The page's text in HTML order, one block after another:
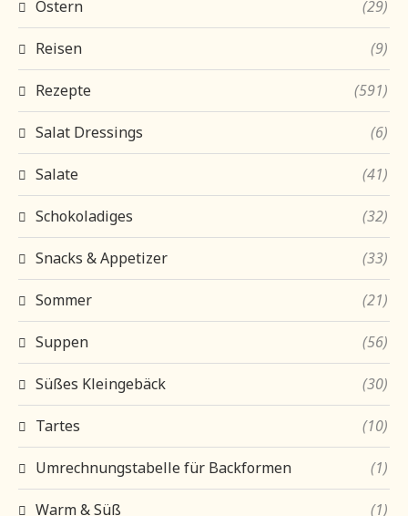
Ostern (29)
Reisen (9)
Rezepte (591)
Salat Dressings (6)
Salate (41)
Schokoladiges (32)
Snacks & Appetizer (33)
Sommer (21)
Suppen (56)
Süßes Kleingebäck (30)
Tartes (10)
Umrechnungstabelle für Backformen (1)
Warm & Süß (1)